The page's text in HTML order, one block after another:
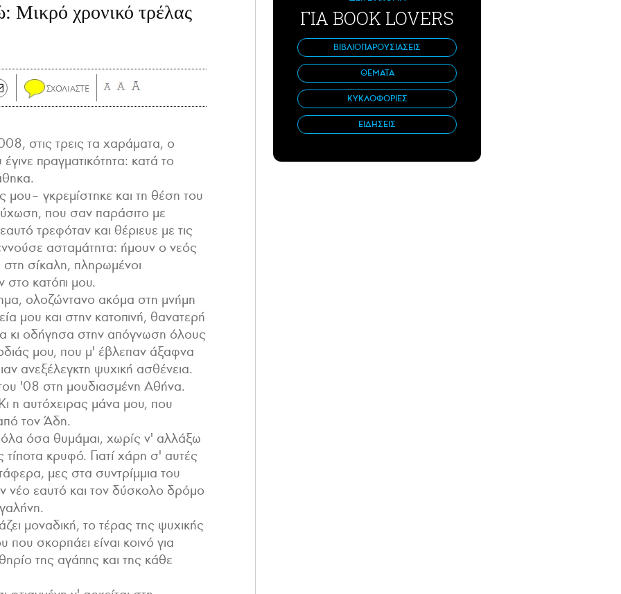
Μικρό χρονικό τρέλας
στις τρεις τα χαράματα, ο
πραγματικότητα: κατά το
γκρεμίστηκε και τη θέση του
που σαν παράσιτο με
τρεφόταν και θέριευε με τις
ασταμάτητα: ήμουν ο νεός
σίκαλη, πληρωμένοι
κατόπι μου.
ολοζώντανο ακόμα στη μνήμη
μου και στην κατοπινή, θανατερή
κι οδήγησα στην απόγνωση όλους
μου, που μ' έβλεπαν άξαφνα
ανεξέλεγκτη ψυχική ασθένεια.
'08 στη μουδιασμένη Αθήνα.
η αυτόχειρας μάνα μου, που
τον Άδη.
όσα θυμάμαι, χωρίς ν' αλλάξω
τίποτα κρυφό. Γιατί χάρη σ' αυτές
μες στα συντρίμμια του
εαυτό και τον δύσκολο δρόμο
μοναδική, το τέρας της ψυχικής
σκορπάει είναι κοινό για
της αγάπης και της κάθε
ΓΙΑ BOOK LOVERS
ΒΙΒΛΙΟΠΑΡΟΥΣΙΑΣΕΙΣ
ΘΕΜΑΤΑ
ΚΥΚΛΟΦΟΡΙΕΣ
ΕΙΔΗΣΕΙΣ